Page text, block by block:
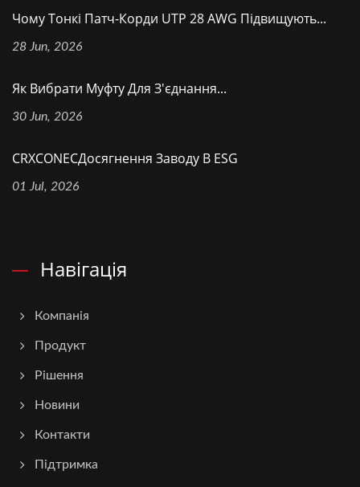
Чому Тонкі Патч-Корди UTP 28 AWG Підвищують...
28 Jun, 2026
Як Вибрати Муфту Для З'єднання...
30 Jun, 2026
CRXCONECДосягнення Заводу В ESG
01 Jul, 2026
Навігація
Компанія
Продукт
Рішення
Новини
Контакти
Підтримка